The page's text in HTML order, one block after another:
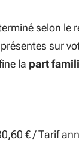
selon le
sur
la part
€ / Tarif